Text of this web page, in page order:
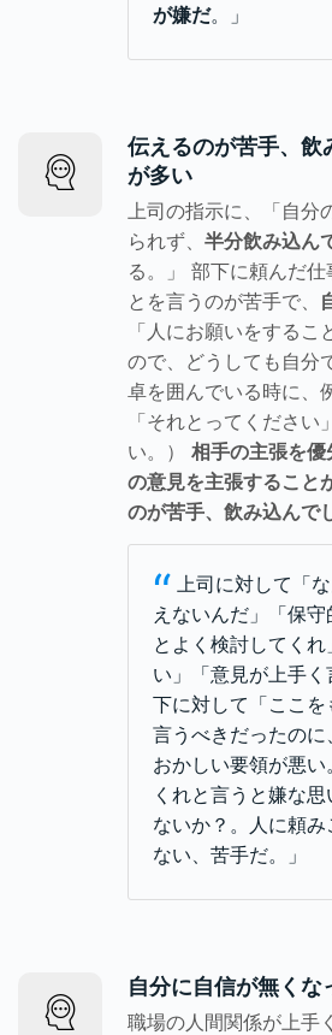
が嫌だ。」
伝えるのが苦手、飲
が多い
上司の指示に、「自分
られず、 半分飲み込ん
る。」 部下に頼んだ
とを言うのが苦手で、
「人にお願いをする
ので、どうしても自分
卓を囲んでいる時に、
「それとってくださ
い。） 相手の主張を
の意見を主張すること
のが苦手、飲み込んで
“上司に対して「
えないんだ」「保
とよく検討してく
い」「意見が上手
下に対して「ここを
言うべきだったの
おかしい要領が悪
くれと言うと嫌な
ないか？。人に頼
ない、苦手だ。」
自分に自信が無くな
職場の人間関係が上手